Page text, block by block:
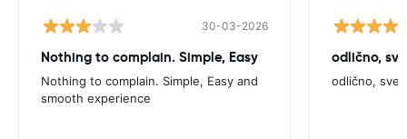
30-03-2026
Nothing to complain. Simple, Easy
Nothing to complain. Simple, Easy and
smooth experience
odlično,
odlično, sve